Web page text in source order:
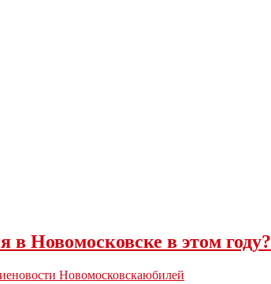
в Новомосковске в этом году?
новости Новомосковскаюбилей